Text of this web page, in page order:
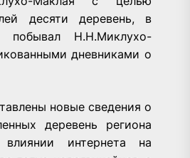
десяти деревень, в
Н.Н.Миклухо-
дневниками о
новые сведения о
деревень региона
интернета на